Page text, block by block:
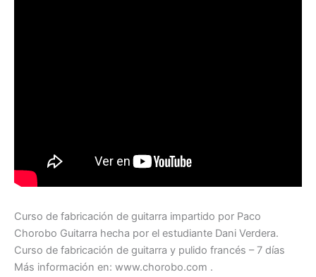
Curso de fabricación de guitarra impartido por Paco
Chorobo Guitarra hecha por el estudiante Dani Verdera.
Curso de fabricación de guitarra y pulido francés – 7 días
Más información en: www.chorobo.com .